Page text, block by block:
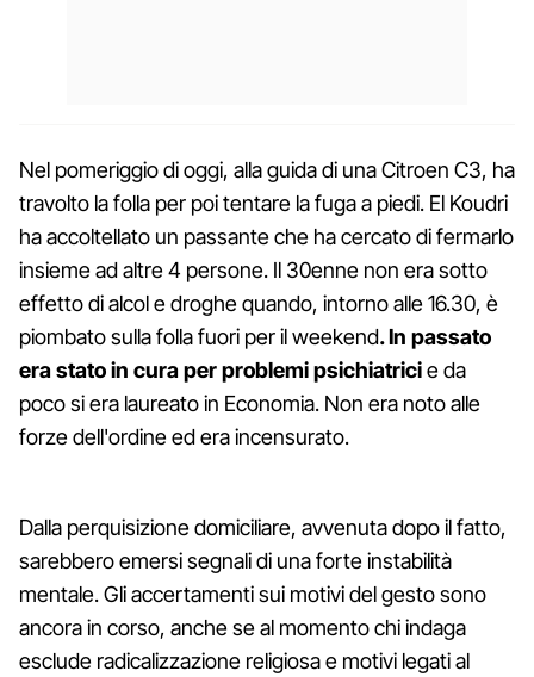
Nel pomeriggio di oggi, alla guida di una Citroen C3, ha
travolto la folla per poi tentare la fuga a piedi. El Koudri
ha accoltellato un passante che ha cercato di fermarlo
insieme ad altre 4 persone. Il 30enne non era sotto
effetto di alcol e droghe quando, intorno alle 16.30, è
piombato sulla folla fuori per il weekend. In passato
era stato in cura per problemi psichiatricie da
poco si era laureato in Economia. Non era noto alle
forze dell'ordine ed era incensurato.
Dalla perquisizione domiciliare, avvenuta dopo il fatto,
sarebbero emersi segnali di una forte instabilità
mentale. Gli accertamenti sui motivi del gesto sono
ancora in corso, anche se al momento chi indaga
esclude radicalizzazione religiosa e motivi legati al